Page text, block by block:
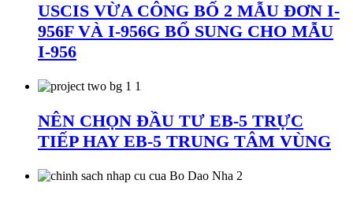
USCIS VỪA CÔNG BỐ 2 MẪU ĐƠN I-
956F VÀ I-956G BỔ SUNG CHO MẪU
I-956
NÊN CHỌN ĐẦU TƯ EB-5 TRỰC
TIẾP HAY EB-5 TRUNG TÂM VÙNG